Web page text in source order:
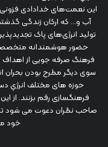
این نعمت‌های خدادادی
آب و... که ارکان زندگی
تولید انرژی‌های پاک
حضور هوشمندانه
فرهنگ صرفه جویی از اهداف
سوی دیگر مطرح بودن بحران
حوزه های مختلف انرژي
فرهنگسازی رقم بزنند. از
صاحب نظران دعوت می شود تا
خود